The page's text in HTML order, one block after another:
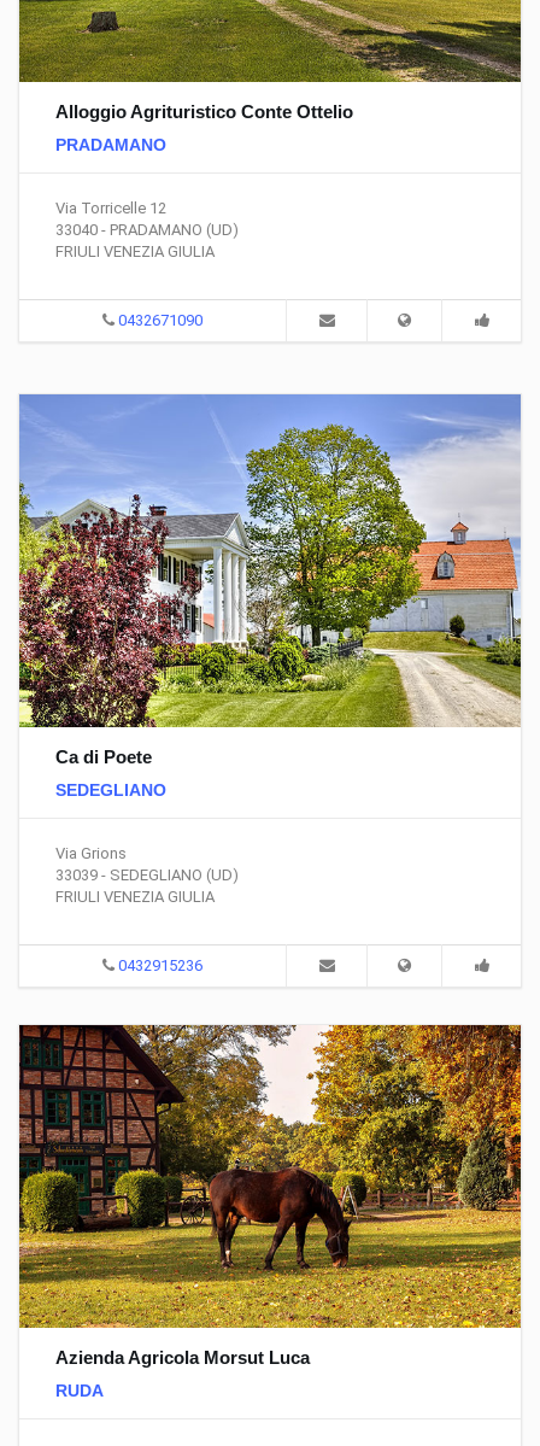
Alloggio Agrituristico Conte Ottelio
PRADAMANO
Via Torricelle 12
33040 - PRADAMANO (UD)
FRIULI VENEZIA GIULIA
0432671090
Ca di Poete
SEDEGLIANO
Via Grions
33039 - SEDEGLIANO (UD)
FRIULI VENEZIA GIULIA
0432915236
Azienda Agricola Morsut Luca
RUDA